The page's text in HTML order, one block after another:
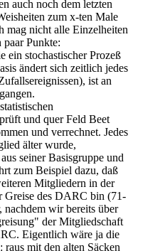
auch noch dem letzten
zum x-ten Male
mag nicht alle Einzelheiten
Punkte:
ein stochastischer Prozeß
ändert sich zeitlich jedes
ist an
und quer Feld Beet
und verrechnet. Jedes
älter wurde,
seiner Basisgruppe und
zum Beispiel dazu, daß
Mitgliedern in der
Greise des DARC bin (71-
nachdem wir bereits über
der Mitgliedschaft
Eigentlich wäre ja die
raus mit den alten Säcken